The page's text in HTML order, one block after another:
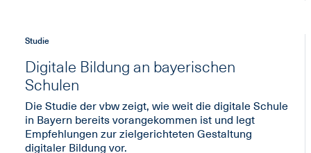
Studie
Digitale Bildung an bayerischen
Schulen
Die Studie der vbw zeigt, wie weit die digitale Schule
in Bayern bereits vorangekommen ist und legt
Empfehlungen zur zielgerichteten Gestaltung
digitaler Bildung vor.